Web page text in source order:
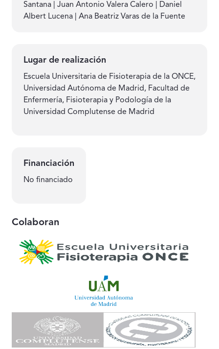
Santana | Juan Antonio Valera Calero | Daniel
Albert Lucena | Ana Beatriz Varas de la Fuente
Lugar de realización
Escuela Universitaria de Fisioterapia de la ONCE,
Universidad Autónoma de Madrid, Facultad de
Enfermería, Fisioterapia y Podología de la
Universidad Complutense de Madrid
Financiación
No financiado
Colaboran